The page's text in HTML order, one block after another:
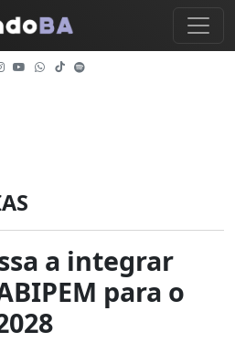
a integrar
para o